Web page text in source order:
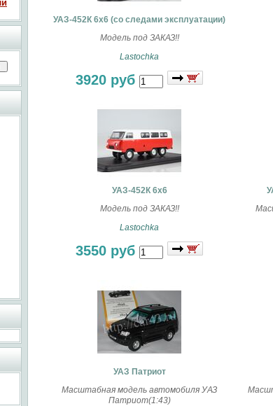
УАЗ-452К 6x6 (со следами эксплуатации)
Модель под ЗАКАЗ!!
Lastochka
3920 руб
УАЗ-452К 6x6
Модель под ЗАКАЗ!!
Lastochka
3550 руб
УАЗ Патриот
Масштабная модель автомобиля УАЗ
Патриот(1:43)